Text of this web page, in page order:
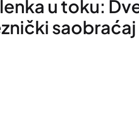
u toku:
saobraćaj